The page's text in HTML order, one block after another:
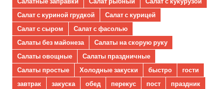
Салат с куриной грудкой
Салат с курицей
Салат с сыром
Салат с фасолью
Салаты без майонеза
Салаты на скорую руку
Салаты овощные
Салаты праздничные
Салаты простые
Холодные закуски быстро
гости
завтрак
закуска обед перекус пост
праздник